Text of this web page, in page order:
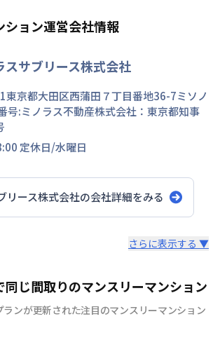
ション運営会社情報
スサブリース株式会社
東京都大田区西蒲田 ７丁目番地36-7ミソノ
号:ミノラス不動産株式会社：東京都知事
定休日/水曜日
リース株式会社の会社詳細をみる
区・品川区・川崎駅周辺を主に260部屋
す。地域密着型でお客様にとって最適な
させていただきます。駐車場付きやご家
お部屋、出張の際の宿舎利用までご用意
さらに表示する ▼
同じ間取りのマンスリーマンション
ンが更新された注目のマンスリーマンション